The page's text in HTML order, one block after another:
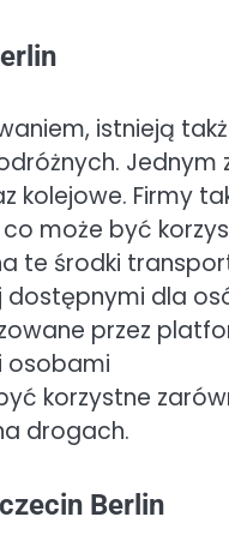
istnieją
Jednym
kolejowe. Firmy
co może być
te środki
dostępnymi dla
przez
osobami
korzystne
drogach.
Berlin